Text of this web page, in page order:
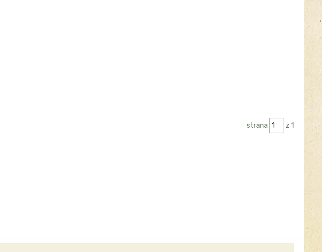
strana z 1